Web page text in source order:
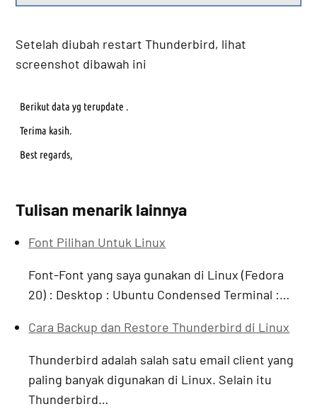
Setelah diubah restart Thunderbird, lihat
screenshot dibawah ini
Tulisan menarik lainnya
Font Pilihan Untuk Linux
Font-Font yang saya gunakan di Linux (Fedora
20) : Desktop : Ubuntu Condensed Terminal :…
Cara Backup dan Restore Thunderbird di Linux
Thunderbird adalah salah satu email client yang
paling banyak digunakan di Linux. Selain itu
Thunderbird…